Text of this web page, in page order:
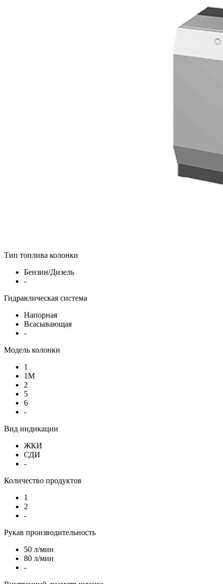
Тип топлива колонки
Бензин/Дизель
-
Гидравлическая система
Напорная
Всасывающая
-
Модель колонки
1
1М
2
5
6
-
Вид индикации
ЖКИ
СДИ
-
Количество продуктов
1
2
-
Рукав производительность
50 л/мин
80 л/мин
-